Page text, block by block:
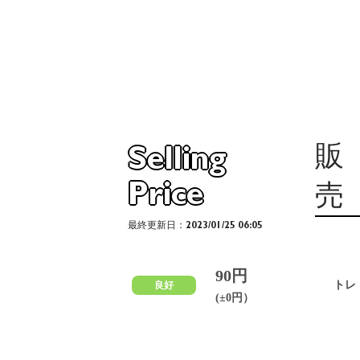
Selling
Price
販
売
最終更新日：2023/01/25 06:05
良好
90円
(±0円）
ト